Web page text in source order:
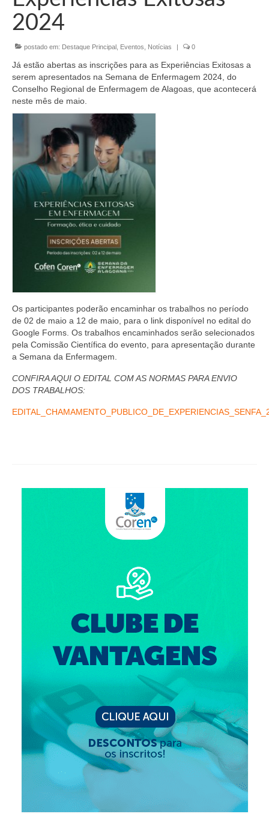
Conselheiros e Diretoria
Câmaras Técnicas
Carta de Serviços ao Cidadão
Governança
Transparência e Prestação de Contas
Eleições
Eleições Triênio 2027-2029
Eleições 2023
Eleições Anteriores
Agenda do presidente
Editais e licitação
Fiscalização
Responsabilidade Técnica
Decisões
Censura Pública
Suspensão do Exercício Profissional
Procedimento para registro
Clube de Vantagens
Reserva de auditório
Notícias
Ouvidoria
Contatos
Fale Conosco
NEP
2024
postado em: Destaque Principal Eventos Notícias | 0
Já estão abertas as inscrições para as Experiências Exitosas a
serem apresentados na Semana de Enfermagem 2024, do
Conselho Regional de Enfermagem de Alagoas, que acontecerá
neste mês de maio.
Os participantes poderão encaminhar os trabalhos no período
de 02 de maio a 12 de maio, para o link disponível no edital do
Google Forms. Os trabalhos encaminhados serão selecionados
pela Comissão Científica do evento, para apresentação durante
a Semana da Enfermagem.
CONFIRA AQUI O EDITAL COM AS NORMAS PARA ENVIO
DOS TRABALHOS: